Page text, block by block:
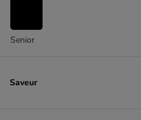
Senior
Saveur